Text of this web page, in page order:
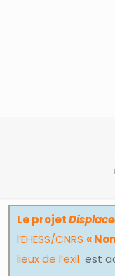
Le projet
l’EHESS/CNRS «
lieux de l’exil est